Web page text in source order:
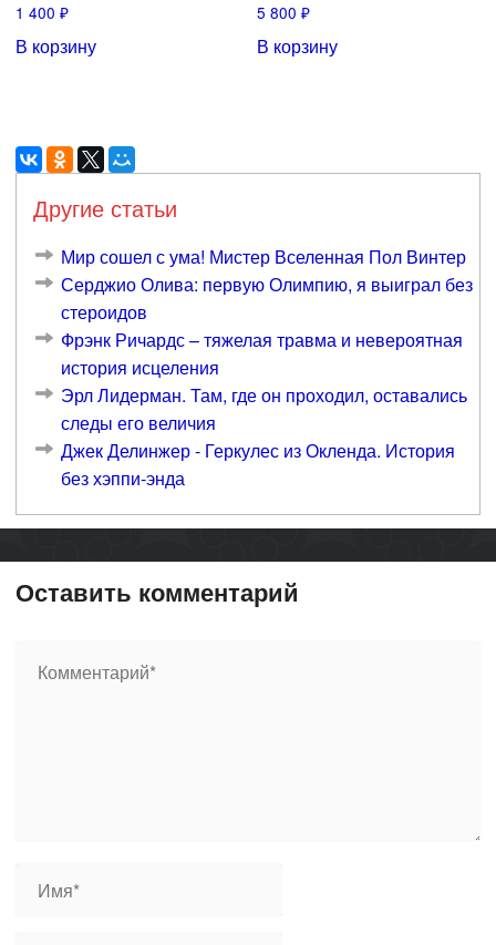
1 400 ₽
В корзину
5 800₽
В корзину
Другие статьи
Мир сошел с ума! Мистер Вселенная Пол Винтер
Серджио Олива: первую Олимпию, я выиграл без
стероидов
Фрэнк Ричардс – тяжелая травма и невероятная
история исцеления
Эрл Лидерман. Там, где он проходил, оставались
следы его величия
Джек Делинжер - Геркулес из Окленда. История
без хэппи-энда
Оставить комментарий